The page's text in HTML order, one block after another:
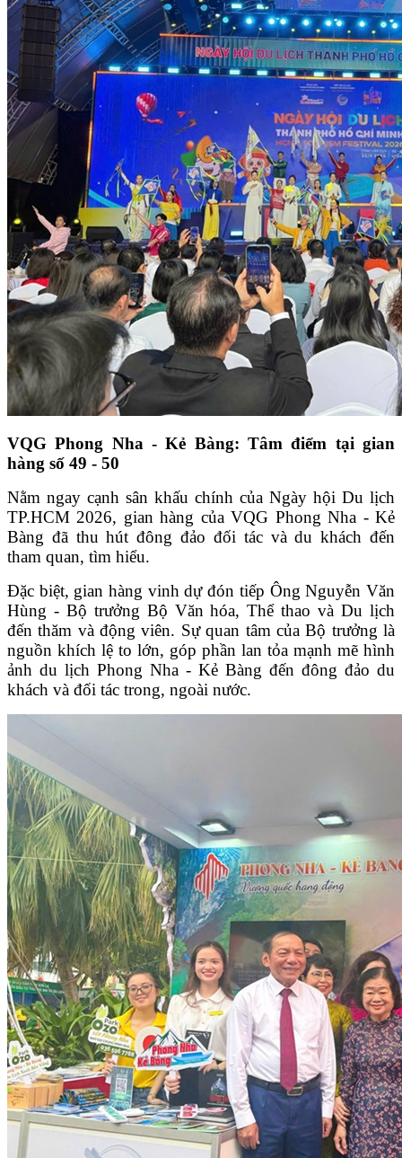
VQG Phong Nha - Kẻ Bàng: Tâm điểm tại gian
hàng số 49 - 50
Nằm ngay cạnh sân khấu chính của Ngày hội Du lịch
TP.HCM 2026, gian hàng của VQG Phong Nha - Kẻ
Bàng đã thu hút đông đảo đối tác và du khách đến
tham quan, tìm hiểu.
Đặc biệt, gian hàng vinh dự đón tiếp Ông Nguyễn Văn
Hùng - Bộ trưởng Bộ Văn hóa, Thể thao và Du lịch
đến thăm và động viên. Sự quan tâm của Bộ trưởng là
nguồn khích lệ to lớn, góp phần lan tỏa mạnh mẽ hình
ảnh du lịch Phong Nha - Kẻ Bàng đến đông đảo du
khách và đối tác trong, ngoài nước.